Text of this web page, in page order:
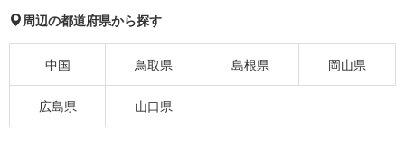
周辺の都道府県から探す
中国 鳥取県 島根県 岡山県
広島県 山口県